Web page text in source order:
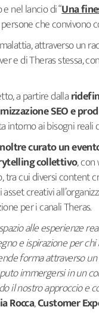
nel lancio di “Una
che convivono
attraverso un
e di Theras stessa,
a partire dalla
SEO e
intorno ai bisogni reali
curato un
collettivo,
cui diversi content
creativi
per i canali Theras.
alle esperienze
e ispirazione per
forma attraverso
immergersi in un
il nostro approccio e
Rocca,Customer